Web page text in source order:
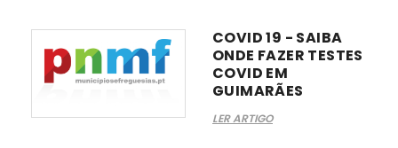
COVID 19 - SAIBA
ONDE FAZER TESTES
COVID EM
GUIMARÃES
LER ARTIGO